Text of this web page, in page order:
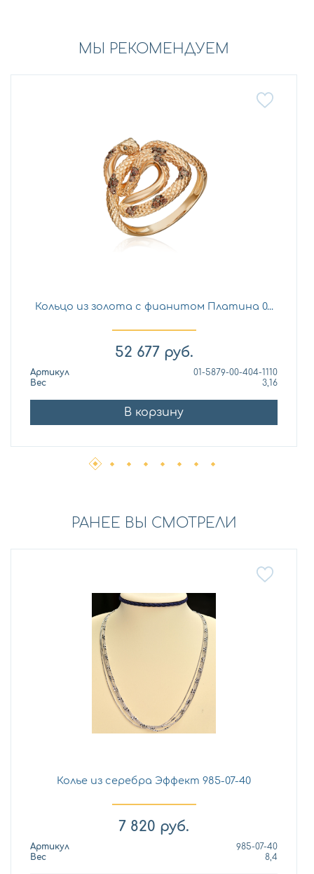
МЫ РЕКОМЕНДУЕМ
Кольцо из золота с фианитом Платина 0...
52 677 руб.
Артикул
01-5879-00-404-1110
Вес
3,16
В корзину
РАНЕЕ ВЫ СМОТРЕЛИ
Колье из серебра Эффект 985-07-40
7 820 руб.
Артикул
985-07-40
Вес
8,4